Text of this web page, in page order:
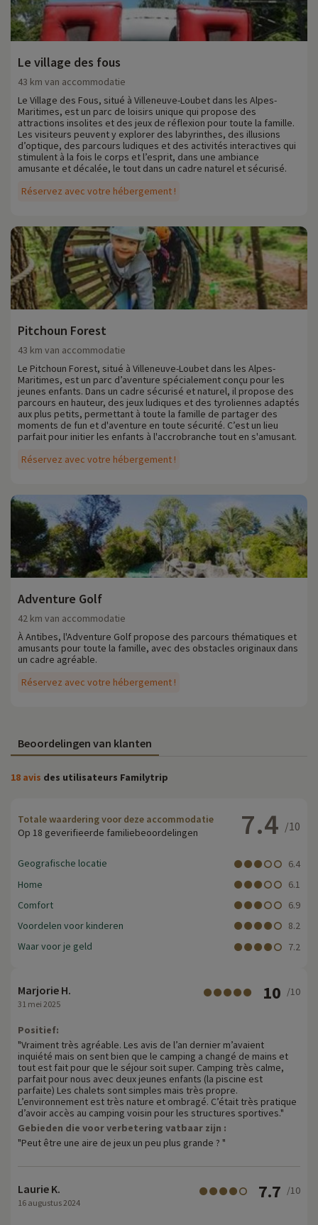
Le village des fous
Réservez avec votre hébergement !
43 km van accommodatie
Le Village des Fous, situé à Villeneuve-Loubet dans les Alpes-
Maritimes, est un parc de loisirs unique qui propose des
attractions insolites et des jeux de réflexion pour toute la famille.
Les visiteurs peuvent y explorer des labyrinthes, des illusions
d’optique, des parcours ludiques et des activités interactives qui
stimulent à la fois le corps et l’esprit, dans une ambiance
amusante et décalée, le tout dans un cadre naturel et sécurisé.
Pitchoun Forest
Réservez avec votre hébergement !
43 km van accommodatie
Le Pitchoun Forest, situé à Villeneuve-Loubet dans les Alpes-
Maritimes, est un parc d’aventure spécialement conçu pour les
jeunes enfants. Dans un cadre sécurisé et naturel, il propose des
parcours en hauteur, des jeux ludiques et des tyroliennes adaptés
aux plus petits, permettant à toute la famille de partager des
moments de fun et d'aventure en toute sécurité. C’est un lieu
parfait pour initier les enfants à l'accrobranche tout en s'amusant.
Adventure Golf
Réservez avec votre hébergement !
42 km van accommodatie
À Antibes, l'Adventure Golf propose des parcours thématiques et
amusants pour toute la famille, avec des obstacles originaux dans
un cadre agréable.
Beoordelingen van klanten
18 avis des utilisateurs Familytrip
Totale waardering voor deze accommodatie
Op 18 geverifieerde familiebeoordelingen
7.4 /10
Geografische locatie
6.4
Home
6.1
Comfort
6.9
Voordelen voor kinderen
8.2
Waar voor je geld
7.2
Marjorie H.
31 mei 2025
10 /10
Positief:
"Vraiment très agréable. Les avis de l’an dernier m’avaient
inquiété mais on sent bien que le camping a changé de mains et
tout est fait pour que le séjour soit super. Camping très calme,
parfait pour nous avec deux jeunes enfants (la piscine est
parfaite) Les chalets sont simples mais très propre.
L’environnement est très nature et ombragé. C’était très pratique
d’avoir accès au camping voisin pour les structures sportives."
Gebieden die voor verbetering vatbaar zijn :
"Peut être une aire de jeux un peu plus grande ? "
Laurie K.
16 augustus 2024
7.7 /10